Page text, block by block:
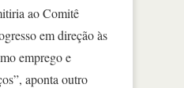
ao Comitê
em direção às
emprego e
aponta outro